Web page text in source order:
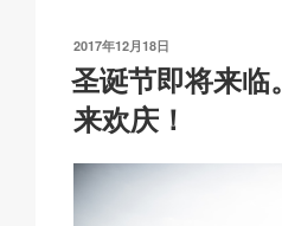
n
k o
k
p
发
布
于
2017年12月18日
圣诞节即将来临。
来欢庆！